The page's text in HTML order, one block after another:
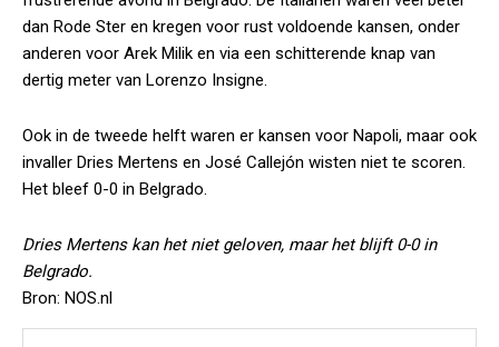
dan Rode Ster en kregen voor rust voldoende kansen, onder
anderen voor Arek Milik en via een schitterende knap van
dertig meter van Lorenzo Insigne.
Ook in de tweede helft waren er kansen voor Napoli, maar ook
invaller Dries Mertens en José Callejón wisten niet te scoren.
Het bleef 0-0 in Belgrado.
Dries Mertens kan het niet geloven, maar het blijft 0-0 in
Belgrado.
Bron: NOS.nl